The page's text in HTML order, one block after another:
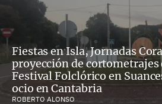
Fiestas en Isla, Jornadas
proyección de cortometrajes
Festival Folclórico en
ocio en Cantabria
ROBERTO ALONSO